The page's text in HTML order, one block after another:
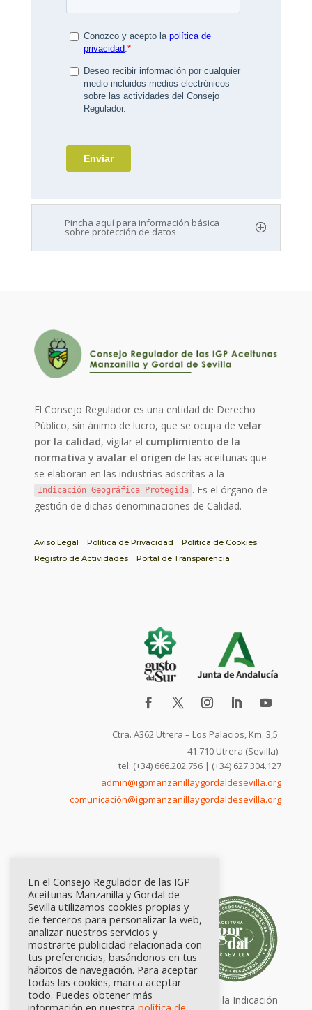
Pincha aquí para información básica
sobre protección de datos
El Consejo Regulador es una entidad de Derecho
Público, sin ánimo de lucro, que se ocupa develar
por la calidad, vigilar el cumplimiento de la
normativa y avalar el origen de las aceitunas que
se elaboran en las industrias adscritas a la
Indicación Geográfica Protegida . Es el órgano de
gestión de dichas denominaciones de Calidad.
Aviso Legal Política de Privacidad
Política de Cookies
Registro de Actividades
Portal de Transparencia
Ctra. A362 Utrera – Los Palacios, Km. 3,5
41.710 Utrera (Sevilla)
tel: (+34) 666.202.756 | (+34) 627.304.127
admin@igpmanzanillaygordaldesevilla.org
comunicación@igpmanzanillaygordaldesevilla.org
Calidad certificada por Origen. Sellos de la Indicación
En el Consejo Regulador de las IGP
Aceitunas Manzanilla y Gordal de
Sevilla utilizamos cookies propias y
de terceros para personalizar la web,
analizar nuestros servicios y
mostrarte publicidad relacionada con
tus preferencias, basándonos en tus
hábitos de navegación. Para aceptar
todas las cookies, marca aceptar
todo. Puedes obtener más
información en nuestra política de